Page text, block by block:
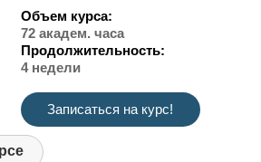
Объем курса:
72 академ. часа
Продолжительность:
4 недели
Записаться на курс!